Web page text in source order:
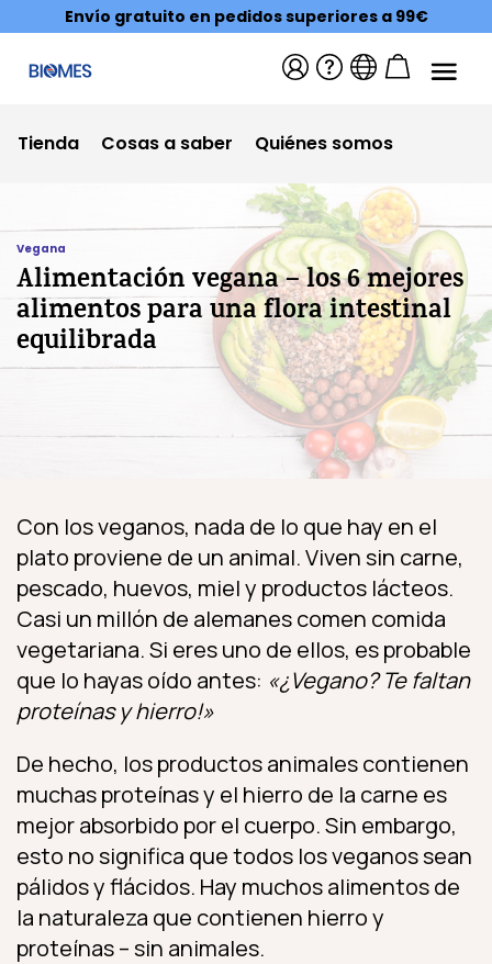
Envío gratuito en pedidos superiores a 99€
Tienda Cosas a saber Quiénes somos
Vegana
Alimentación vegana – los 6 mejores
alimentos para una flora intestinal
equilibrada
Con los veganos, nada de lo que hay en el
plato proviene de un animal. Viven sin carne,
pescado, huevos, miel y productos lácteos.
Casi un millón de alemanes comen comida
vegetariana. Si eres uno de ellos, es probable
que lo hayas oído antes: «¿Vegano? Te faltan
proteínas y hierro!»
De hecho, los productos animales contienen
muchas proteínas y el hierro de la carne es
mejor absorbido por el cuerpo. Sin embargo,
esto no significa que todos los veganos sean
pálidos y flácidos. Hay muchos alimentos de
la naturaleza que contienen hierro y
proteínas – sin animales.